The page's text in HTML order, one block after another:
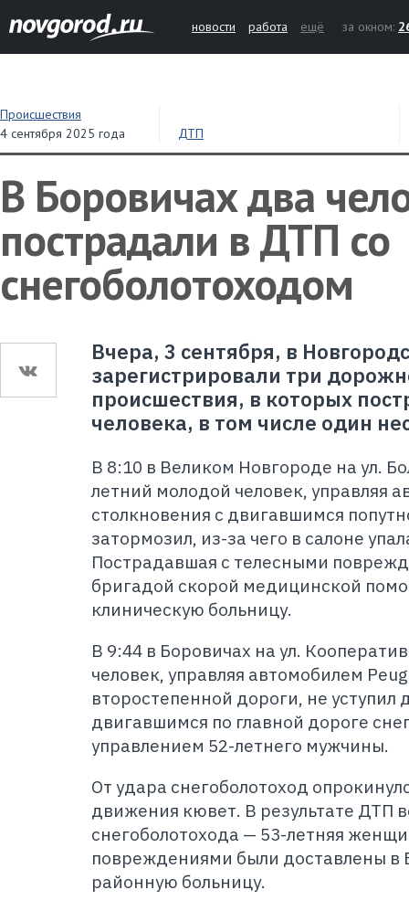
новости работа ещё за окном:
Происшествия
4 сентября 2025 года
ДТП
В Боровичах два
пострадали в ДТП со
снегоболотоходом
Вчера, 3 сентября, в
зарегистрировали три
происшествия, в которых
человека, в том числе один
В 8:10 в Великом Новгороде на ул.
летний молодой человек, управляя
столкновения с двигавшимся
затормозил, из-за чего в салоне
Пострадавшая с телесными
бригадой скорой медицинской
клиническую больницу.
В 9:44 в Боровичах на ул.
человек, управляя автомобилем
второстепенной дороги, не уступил
двигавшимся по главной дороге
управлением 52-летнего мужчины.
От удара снегоболотоход
движения кювет. В результате ДТП
снегоболотохода — 53-летняя
повреждениями были доставлены в
районную больницу.